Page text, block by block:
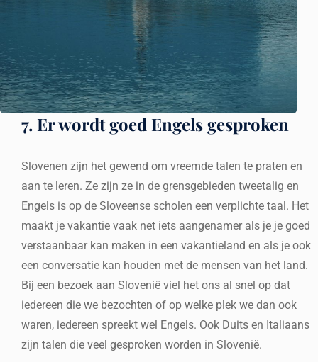
7. Er wordt goed Engels gesproken
Slovenen zijn het gewend om vreemde talen te praten en
aan te leren. Ze zijn ze in de grensgebieden tweetalig en
Engels is op de Sloveense scholen een verplichte taal. Het
maakt je vakantie vaak net iets aangenamer als je je goed
verstaanbaar kan maken in een vakantieland en als je ook
een conversatie kan houden met de mensen van het land.
Bij een bezoek aan Slovenië viel het ons al snel op dat
iedereen die we bezochten of op welke plek we dan ook
waren, iedereen spreekt wel Engels. Ook Duits en Italiaans
zijn talen die veel gesproken worden in Slovenië.